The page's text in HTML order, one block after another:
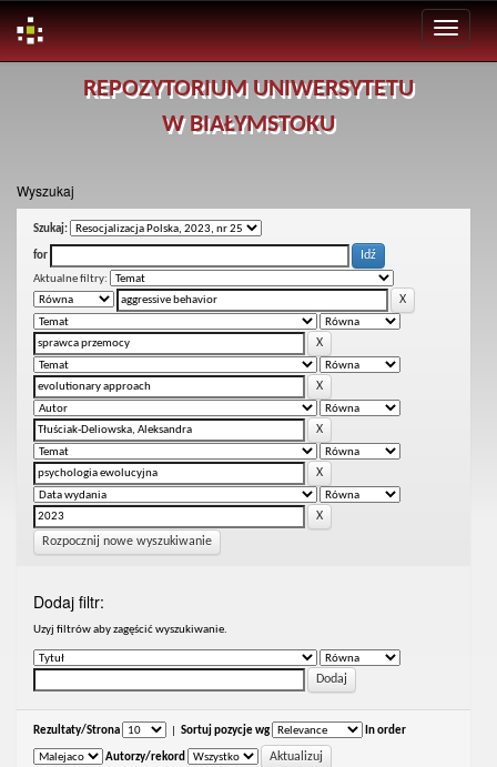
REPOZYTORIUM UNIWERSYTETU
W BIAŁYMSTOKU
Wyszukaj
Szukaj:
for
Aktualne filtry:
Rozpocznij nowe wyszukiwanie
Dodaj filtr:
Uzyj filtrów aby zagęścić wyszukiwanie.
Rezultaty/Strona Sortuj pozycje wg In order
Autorzy/rekord